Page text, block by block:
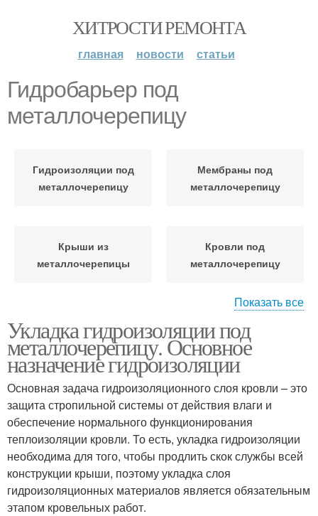
ХИТРОСТИ РЕМОНТА
главная новости статьи
Гидробарьер под
металлочерепицу
Гидроизоляции под
металлочерепицу
Мембраны под
металлочерепицу
Крыши из
металлочерепицы
Кровли под
металлочерепицу
металлочерепицу
металлочерепицу
Пленка под
металлочерепицу
Материал под
металлочерепицу
Показать все
Укладка гидроизоляции под
металлочерепицу. Основное
назначение гидроизоляции
Основная задача гидроизоляционного слоя кровли – это
защита стропильной системы от действия влаги и
обеспечение нормального функционирования
теплоизоляции кровли. То есть, укладка гидроизоляции
необходима для того, чтобы продлить скок службы всей
конструкции крыши, поэтому укладка слоя
гидроизоляционных материалов является обязательным
этапом кровельных работ.